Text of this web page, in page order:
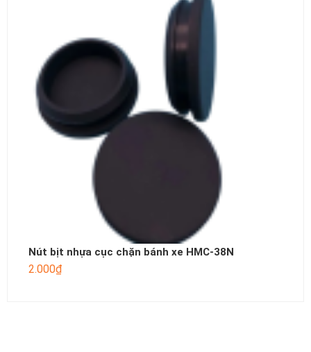
Nút bịt nhựa cục chặn bánh xe HMC-38N
2.000₫